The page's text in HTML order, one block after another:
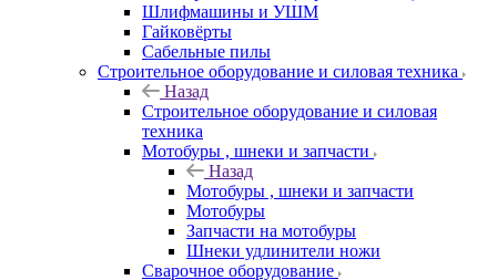
Шлифмашины и УШМ
Гайковёрты
Сабельные пилы
Строительное оборудование и силовая техника
Назад
Строительное оборудование и силовая
техника
Мотобуры , шнеки и запчасти
Назад
Мотобуры , шнеки и запчасти
Мотобуры
Запчасти на мотобуры
Шнеки удлинители ножи
Сварочное оборудование